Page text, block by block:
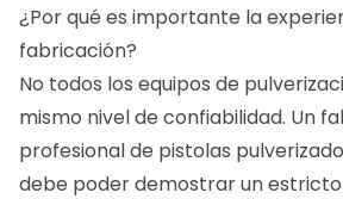
¿Por qué es importante la
fabricación?
No todos los equipos de
mismo nivel de confiabilidad. Un
profesional de pistolas
debe poder demostrar un